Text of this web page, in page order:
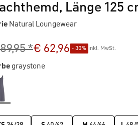
Länge 125
Natural Loungewear
*€ 62,96 - 30% inkl. MwSt.
graystone